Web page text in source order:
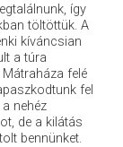
így
töltöttük. A
kíváncsian
a túra
felé
fel
nehéz
de a kilátás
bennünket.